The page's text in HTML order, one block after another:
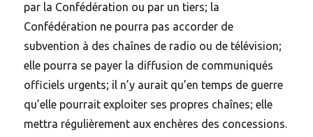
par la Confédération ou par un tiers; la
Confédération ne pourra pas accorder de
subvention à des chaînes de radio ou de télévision;
elle pourra se payer la diffusion de communiqués
officiels urgents; il n’y aurait qu’en temps de guerre
qu’elle pourrait exploiter ses propres chaînes; elle
mettra régulièrement aux enchères des concessions.